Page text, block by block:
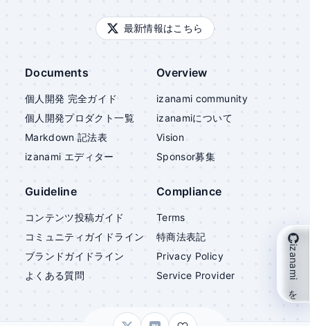
最新情報はこちら
Documents
個人開発 完全ガイド
個人開発プロダクト一覧
Markdown 記法表
izanami エディター
Overview
izanami community
izanamiについて
Vision
Sponsor募集
Guideline
コンテンツ投稿ガイド
コミュニティガイドライン
ブランドガイドライン
よくある質問
Compliance
Terms
特商法表記
Privacy Policy
Service Provider
izanami を支援